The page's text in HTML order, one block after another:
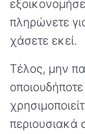
πληρώνετε
χάσετε εκεί.
Τέλος, μην
περιουσιακά